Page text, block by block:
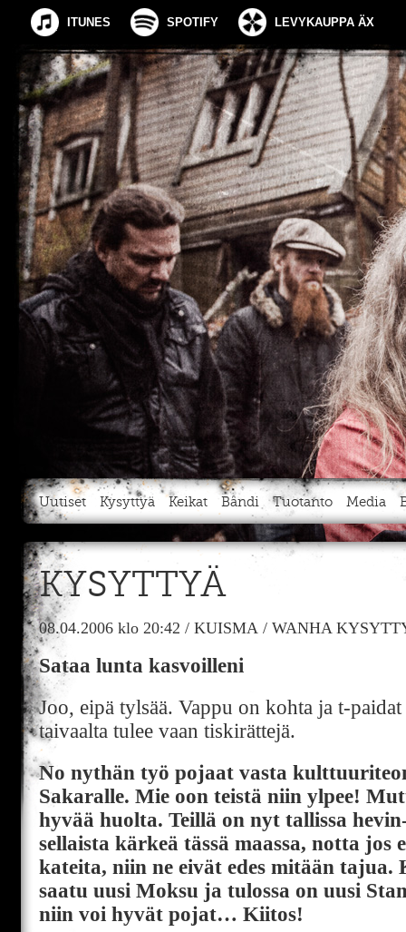
ITUNES SPOTIFY LEVYKAUPPA ÄX
Uutiset Kysyttyä Keikat Bändi Tuotanto Media
KYSYTTYÄ
08.04.2006 klo 20:42 / KUISMA / WANHA
Sataa lunta kasvoilleni
Joo, eipä tylsää. Vappu on kohta ja t-
taivaalta tulee vaan tiskirättejä.
No nythän työ pojaat vasta
Sakaralle. Mie oon teistä niin ylpee!
hyvää huolta. Teillä on nyt tallissa
sellaista kärkeä tässä maassa, notta jos
kateita, niin ne eivät edes mitään tajua.
saatu uusi Moksu ja tulossa on uusi
niin voi hyvät pojat… Kiitos!